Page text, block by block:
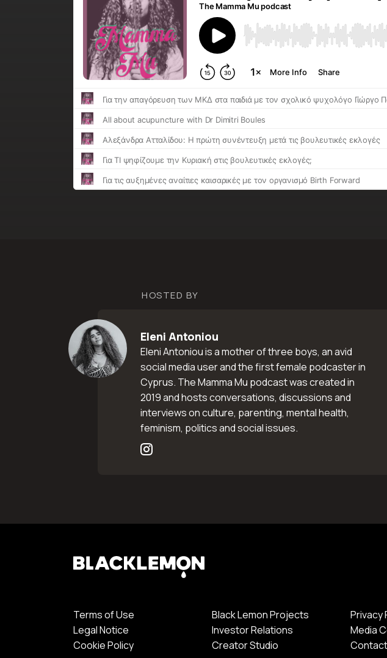
HOSTED BY
Eleni Antoniou
Eleni Antoniou is a mother of three boys, an avid
social media user and the first female podcaster in
Cyprus. The Mamma Mu podcast was created in
2019 and hosts conversations, discussions and
interviews on culture, parenting, mental health,
feminism, politics and social issues.
Terms of Use
Legal Notice
Cookie Policy
Black Lemon Projects
Investor Relations
Creator Studio
Privacy
Media